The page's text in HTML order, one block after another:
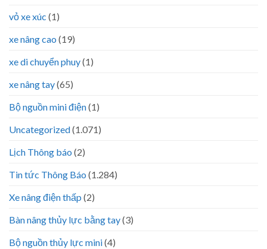
vỏ xe xúc (1)
xe nâng cao (19)
xe di chuyển phuy(1)
xe nâng tay(65)
Bộ nguồn mini điện(1)
Uncategorized(1.071)
Lịch Thông báo (2)
Tin tức Thông Báo (1.284)
Xe nâng điện thấp (2)
Bàn nâng thủy lực bằng tay(3)
Bộ nguồn thủy lực mini(4)